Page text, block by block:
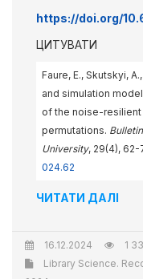
https://doi.org/
ЦИТУВАТИ
Faure, E., Skutskyi,
and simulation
of the noise-
permutations.
University, 29(4), 62-
024.62
ЧИТАТИ ДАЛІ
16.12.2024
1
Library Science.